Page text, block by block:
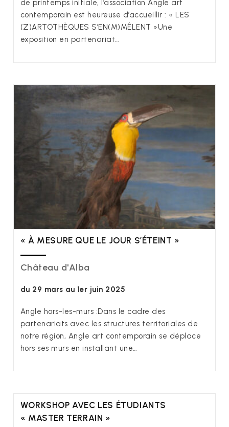
de printemps initiale, l’association Angle art
contemporain est heureuse d’accueillir : « LES
(Z)ARTOTHÈQUES S’EN(M)MÊLENT »Une
exposition en partenariat…
« À MESURE QUE LE JOUR S’ÉTEINT »
Château d'Alba
du 29 mars au 1er juin 2025
Angle hors-les-murs :Dans le cadre des
partenariats avec les structures territoriales de
notre région, Angle art contemporain se déplace
hors ses murs en installant une…
WORKSHOP AVEC LES ÉTUDIANTS
« MASTER TERRAIN »